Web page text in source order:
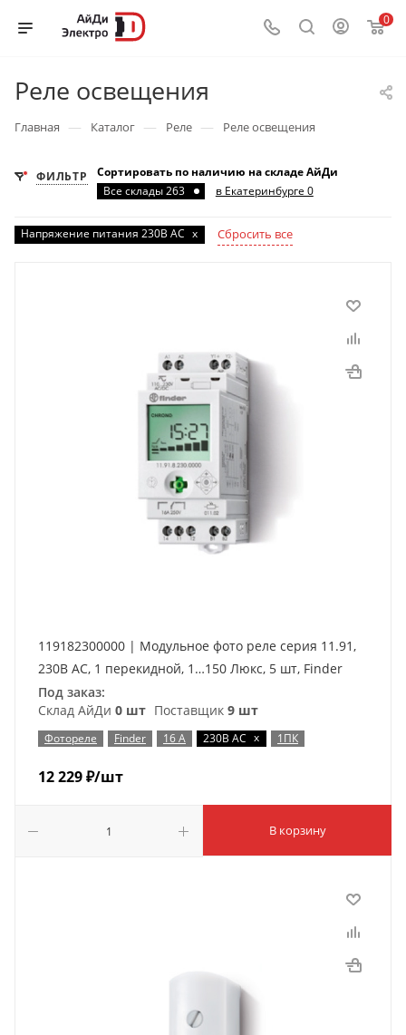
0
Реле освещения
Главная — Каталог — Реле — Реле освещения
ФИЛЬТР
Сортировать по наличию на складе АйДи
Все склады 263
в Екатеринбурге 0
Напряжение питания 230В AC x Сбросить все
119182300000 | Модульное фото реле серия 11.91,
230В AC, 1 перекидной, 1…150 Люкс, 5 шт, Finder
Под заказ:
Склад АйДи 0 шт Поставщик 9 шт
Фотореле Finder 16 А 230В AC x 1ПК
12 229₽/шт
В корзину